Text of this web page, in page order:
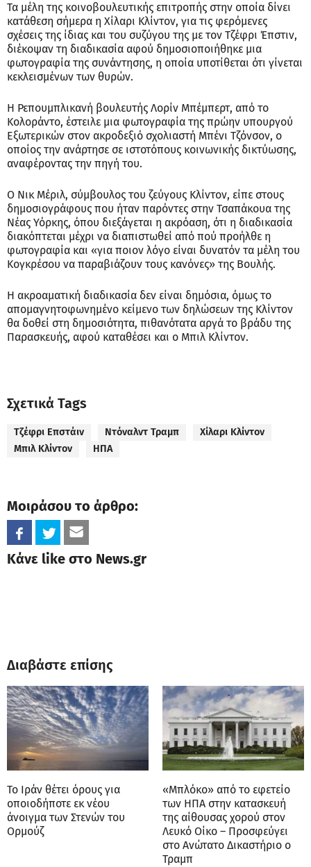
Τα μέλη της κοινοβουλευτικής επιτροπής στην οποία δίνει
κατάθεση σήμερα η Χίλαρι Κλίντον, για τις φερόμενες
σχέσεις της ίδιας και του συζύγου της με τον Τζέφρι Έπστιν,
διέκοψαν τη διαδικασία αφού δημοσιοποιήθηκε μια
φωτογραφία της συνάντησης, η οποία υποτίθεται ότι γίνεται
κεκλεισμένων των θυρών.
Η Ρεπουμπλικανή βουλευτής Λορίν Μπέμπερτ, από το
Κολοράντο, έστειλε μια φωτογραφία της πρώην υπουργού
Εξωτερικών στον ακροδεξιό σχολιαστή Μπένι Τζόνσον, ο
οποίος την ανάρτησε σε ιστοτόπους κοινωνικής δικτύωσης,
αναφέροντας την πηγή του.
Ο Νικ Μέριλ, σύμβουλος του ζεύγους Κλίντον, είπε στους
δημοσιογράφους που ήταν παρόντες στην Τσαπάκουα της
Νέας Υόρκης, όπου διεξάγεται η ακρόαση, ότι η διαδικασία
διακόπτεται μέχρι να διαπιστωθεί από πού προήλθε η
φωτογραφία και «για ποιον λόγο είναι δυνατόν τα μέλη του
Κογκρέσου να παραβιάζουν τους κανόνες» της Βουλής.
Η ακροαματική διαδικασία δεν είναι δημόσια, όμως το
απομαγνητοφωνημένο κείμενο των δηλώσεων της Κλίντον
θα δοθεί στη δημοσιότητα, πιθανότατα αργά το βράδυ της
Παρασκευής, αφού καταθέσει και ο Μπιλ Κλίντον.
Σχετικά Tags
Τζέφρι Επστάιν Ντόναλντ Τραμπ
Χίλαρι Κλίντον
Μπιλ Κλίντον
ΗΠΑ
Μοιράσου το άρθρο:
Κάνε like στο News.gr
Διαβάστε επίσης
Το Ιράν θέτει όρους για
οποιοδήποτε εκ νέου
άνοιγμα των Στενών του
Ορμούζ
«Μπλόκο» από το εφετείο
των ΗΠΑ στην κατασκευή
της αίθουσας χορού στον
Λευκό Οίκο – Προσφεύγει
στο Ανώτατο Δικαστήριο ο
Τραμπ